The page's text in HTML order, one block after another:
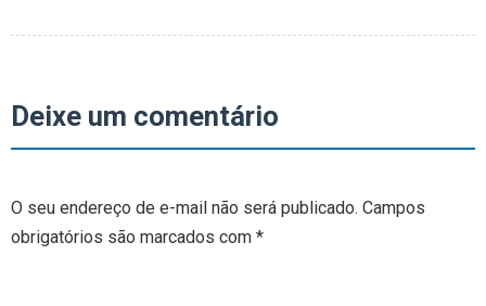
Deixe um comentário
O seu endereço de e-mail não será publicado. Campos
obrigatórios são marcados com *